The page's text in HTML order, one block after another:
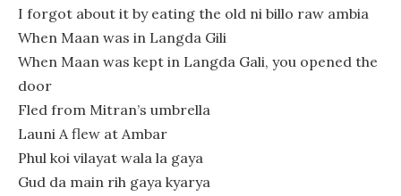
I forgot about it by eating the old ni billo raw ambia
When Maan was in Langda Gili
When Maan was kept in Langda Gali, you opened the
door
Fled from Mitran’s umbrella
Launi A flew at Ambar
Phul koi vilayat wala la gaya
Gud da main rih gaya kyarya